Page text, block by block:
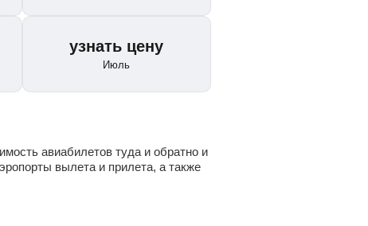
узнать цену
Июль
авиабилетов туда и обратно и
вылета и прилета, а также